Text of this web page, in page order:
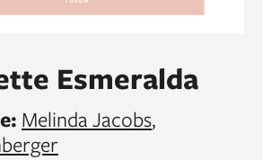
Esmeralda
Melinda Jacobs,